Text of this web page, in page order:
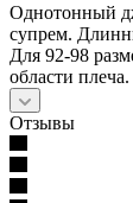
Однотонный
супрем.
Для 92-98
области
Отзывы